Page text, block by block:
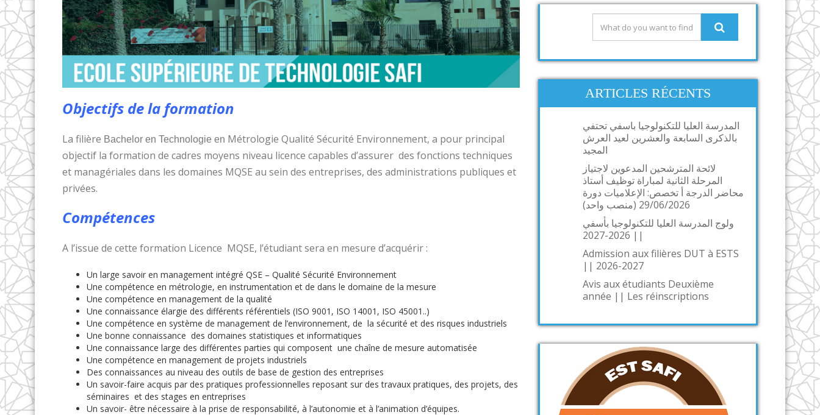
Objectifs de la formation
La filière Bachelor en Technologie en Métrologie Qualité Sécurité Environnement, a pour principal
objectif la formation de cadres moyens niveau licence capables d’assurer des fonctions techniques
et managériales dans les domaines MQSE au sein des entreprises, des administrations publiques et
privées.
Compétences
A l’issue de cette formation Licence MQSE, l’étudiant sera en mesure d’acquérir :
Un large savoir en management intégré QSE – Qualité Sécurité Environnement
Une compétence en métrologie, en instrumentation et de dans le domaine de la mesure
Une compétence en management de la qualité
Une connaissance élargie des différents référentiels (ISO 9001, ISO 14001, ISO 45001..)
Une compétence en système de management de l’environnement, de la sécurité et des risques industriels
Une bonne connaissance des domaines statistiques et informatiques
Une connaissance large des différentes parties qui composent une chaîne de mesure automatisée
Une compétence en management de projets industriels
Des connaissances au niveau des outils de base de gestion des entreprises
Un savoir-faire acquis par des pratiques professionnelles reposant sur des travaux pratiques, des projets, des
séminaires et des stages en entreprises
Un savoir- être nécessaire à la prise de responsabilité, à l’autonomie et à l’animation d’équipes.
ARTICLES RÉCENTS
المدرسة العليا للتكنولوجيا باسفي تحتفي
بالذكرى السابعة والعشرين لعيد العرش
المجيد
لائحة المترشحين المدعوين لاجتياز
المرحلة الثانية لمباراة توظيف أستاذ
محاضر الدرجة أ تخصص: الإعلاميات دورة
29/06/2026 (منصب واحد)
ولوج المدرسة العليا للتكنولوجيا بأسفي
|| 2026-2027
Admission aux filières DUT à ESTS
|| 2026-2027
Avis aux étudiants Deuxième
année || Les réinscriptions